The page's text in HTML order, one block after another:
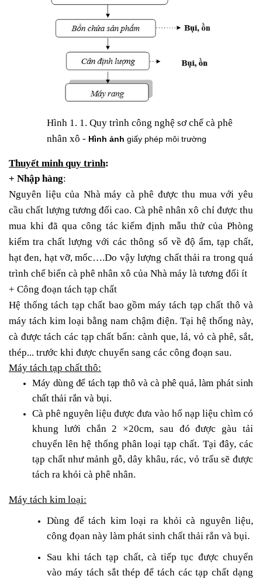
Hình 1. 1. Quy trình công nghệ sơ chế cà phê
nhân xô - Hình ảnh giấy phép môi trường
Thuyết minh quy trình:
+ Nhập hàng:
Nguyên liệu của Nhà máy cà phê được thu mua với yêu
cầu chất lượng tương đối cao. Cà phê nhân xô chỉ được thu
mua khi đã qua công tác kiểm định mẫu thử của Phòng
kiểm tra chất lượng với các thông số về độ ẩm, tạp chất,
hạt đen, hạt vỡ, mốc….Do vậy lượng chất thải ra trong quá
trình chế biến cà phê nhân xô của Nhà máy là tương đối ít
+ Công đoạn tách tạp chất
Hệ thống tách tạp chất bao gồm máy tách tạp chất thô và
máy tách kim loại bằng nam chậm điện. Tại hệ thống này,
cà được tách các tạp chất bẩn: cành que, lá, vỏ cà phê, sắt,
thép... trước khi được chuyển sang các công đoạn sau.
Máy tách tạp chất thô:
Máy dùng để tách tạp thô và cà phê quả, làm phát sinh
chất thải rắn và bụi.
Cà phê nguyên liệu được đưa vào hố nạp liệu chìm có
khung lưới chắn 2 ×20cm, sau đó được gàu tải
chuyển lên hệ thống phân loại tạp chất. Tại đây, các
tạp chất như mảnh gỗ, dây khâu, rác, vỏ trấu sẽ được
tách ra khỏi cà phê nhân.
Máy tách kim loại:
Dùng để tách kim loại ra khỏi cà nguyên liệu,
công đọan này làm phát sinh chất thải rắn và bụi.
Sau khi tách tạp chất, cà tiếp tục được chuyển
vào máy tách sắt thép để tách các tạp chất dạng